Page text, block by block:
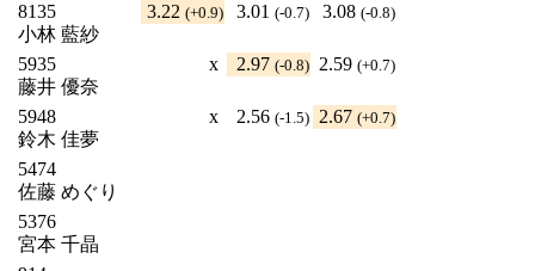
8135
小林 藍紗
3.22 (+0.9) 3.01 (-0.7) 3.08 (-0.8)
5935
藤井 優奈
x 2.97 (-0.8) 2.59 (+0.7)
5948
鈴木 佳夢
x 2.56 (-1.5) 2.67 (+0.7)
5474
佐藤 めぐり
5376
宮本 千晶